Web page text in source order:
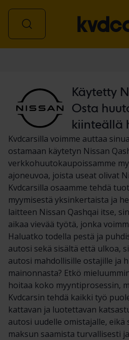
Käytetty
Osta
kiinteällä
Kvdcarsilla voimme auttaa
ostamaan käytetyn Nissan
verkkohuutokaupoissamme
ajoneuvoa, joista useat olivat
Kvdcarsilla osaamme tehdä
myymisestä yksinkertaista ja
laitteen Nissan Qashqai itse,
aikaa vievää työtä, jonka
Haluatko todella pestä ja
autosi sekä sisältä että ulkoa,
autosi mahdollisille ostajille ja
mainonnasta? Etkö
hoitaa koko myyntiprosessin,
Kvdcarsin tehdä kaikki työ
kattavan ja luotettavan
autosi uudelle omistajalle,
maksun saamista turvallisesti